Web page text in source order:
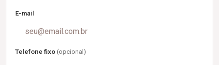
E-mail
Telefone fixo (opcional)